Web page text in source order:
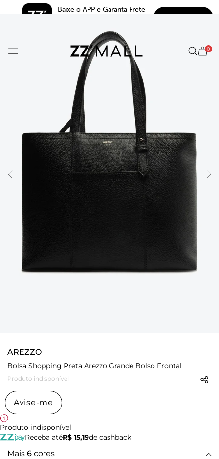
Baixe o APP e Garanta Frete
0
AREZZO
Bolsa Shopping Preta Arezzo Grande Bolso Frontal
Produto indisponível
Avise-me
Produto indisponível
Receba atéR$ 15,19de cashback
Mais 6 cores